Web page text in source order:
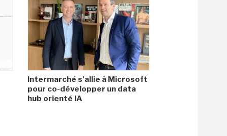
Intermarché s'allie à Microsoft
pour co-développer un data
hub orienté IA